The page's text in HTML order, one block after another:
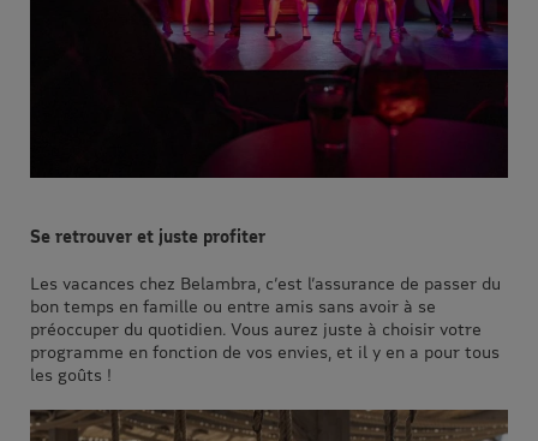
Se retrouver et juste profiter
Les vacances chez Belambra, c’est l’assurance de passer du
bon temps en famille ou entre amis sans avoir à se
préoccuper du quotidien. Vous aurez juste à choisir votre
programme en fonction de vos envies, et il y en a pour tous
les goûts !